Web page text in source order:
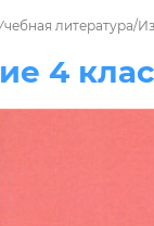
литература/
4